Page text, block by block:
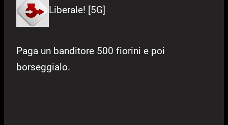
Liberale! [5G]
Paga un banditore 500 fiorini e poi
borseggialo.